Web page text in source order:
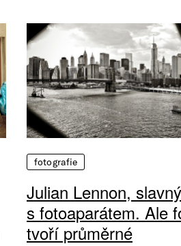
fotografie
Julian Lennon,
s fotoaparátem. Ale
tvoří průměrné